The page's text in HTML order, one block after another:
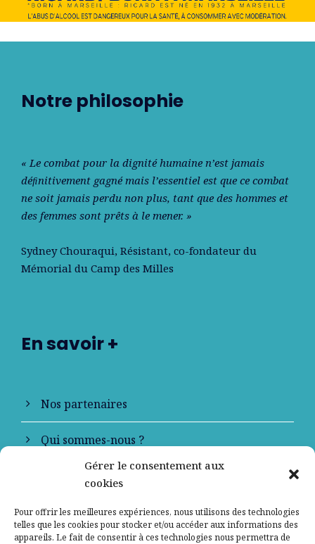
Gérer le consentement aux
cookies
Pour offrir les meilleures expériences, nous utilisons des technologies
telles que les cookies pour stocker et/ou accéder aux informations des
appareils. Le fait de consentir à ces technologies nous permettra de
Notre philosophie
« Le combat pour la dignité humaine n’est jamais
déﬁnitivement gagné mais l’essentiel est que ce combat
ne soit jamais perdu non plus, tant que des hommes et
des femmes sont prêts à le mener. »
Sydney Chouraqui, Résistant, co-fondateur du
Mémorial du Camp des Milles
En savoir +
Nos partenaires
Qui sommes-nous ?
Contactez-nous
Mentions légales